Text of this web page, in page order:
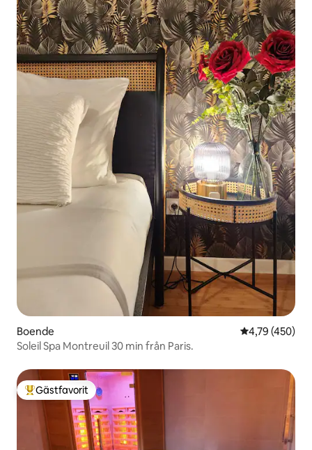
Boende 4,79 av 5 i
4,79 (450)
Soleil Spa Montreuil 30 min från Paris.
Populär gästfavorit
Gästfavorit